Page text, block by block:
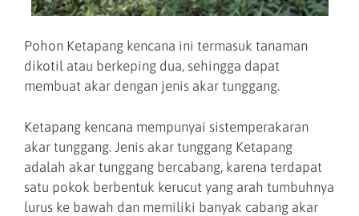
Pohon Ketapang kencana ini termasuk tanaman
dikotil atau berkeping dua, sehingga dapat
membuat akar dengan jenis akar tunggang.
Ketapang kencana mempunyai sistemperakaran
akar tunggang. Jenis akar tunggang Ketapang
adalah akar tunggang bercabang, karena terdapat
satu pokok berbentuk kerucut yang arah tumbuhnya
lurus ke bawah dan memiliki banyak cabang akar